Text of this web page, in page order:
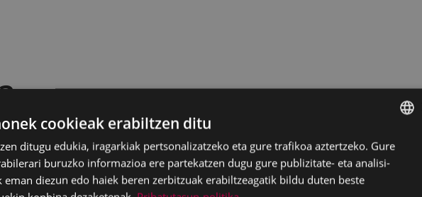
ofizialeko
BASQUE
SPANISH
cookieak erabiltzen ditu
ditugu edukia, iragarkiak pertsonalizatzeko eta gure trafikoa aztertzeko. Gure
buruzko informazioa ere partekatzen dugu gure publizitate- eta analisi-
eman diezun edo haiek beren zerbitzuak erabiltzeagatik bildu duten beste